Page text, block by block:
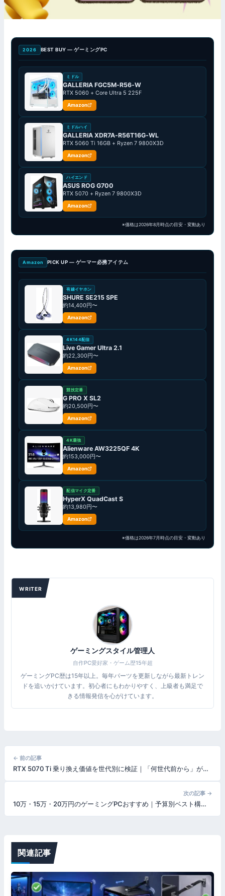
2026 BEST BUY — ゲーミングPC
ミドル
GALLERIA FGC5M-R56-W
RTX 5060 + Core Ultra 5 225F
Amazon
ミドルハイ
GALLERIA XDR7A-R56T16G-WL
RTX 5060 Ti 16GB + Ryzen 7 9800X3D
Amazon
ハイエンド
ASUS ROG G700
RTX 5070 + Ryzen 7 9800X3D
Amazon
※価格は2026年8月時点の目安・変動あり
Amazon PICK UP — ゲーマー必携アイテム
有線イヤホン
SHURE SE215 SPE
約14,400円〜
Amazon
4K144配信
Live Gamer Ultra 2.1
約22,300円〜
Amazon
競技定番
G PRO X SL2
約20,500円〜
Amazon
4K最強
Alienware AW3225QF 4K
約153,000円〜
Amazon
配信マイク定番
HyperX QuadCast S
約13,980円〜
Amazon
※価格は2026年7月時点の目安・変動あり
WRITER
ゲーミングスタイル管理人
自作PC愛好家・ゲーム歴15年超
ゲーミングPC歴は15年以上。毎年パーツを更新しながら最新トレン
ドを追いかけています。初心者にもわかりやすく、上級者も満足で
きる情報発信を心がけています。
稿
ビ
シ
ョ
← 前の記事
RTX 5070 Ti 乗り換え価値を世代別に検証｜「何世代前から」が得か【2026年版】
次の記事 →
10万・15万・20万円のゲーミングPCおすすめ｜予算別ベスト構成と買うべきBTO完成品【2026年6月】
関連記事